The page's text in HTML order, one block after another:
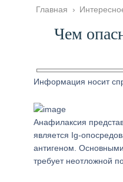
Главная ›
Чем
Информация носит
Анафилаксия
является Ig-
антигеном.
требует неотложной